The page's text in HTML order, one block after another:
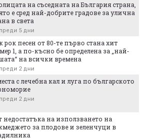
на съседната на България страна,
е сред най-добрите градове за улична
в света
преди 5 дни
рок песен от 80-те първо стана хит
1, а по-късно бе определена за „най-
на всички времена
преди 2 дни
с лечебна кал и луга по българското
преди 2 дни
недостатъка на използването на
за плодове и зеленчуци в